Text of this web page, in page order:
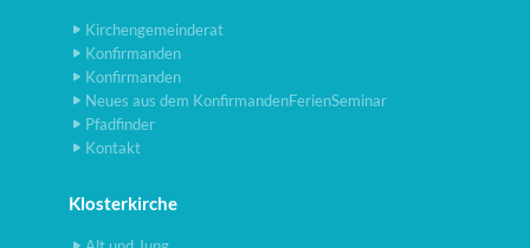
Kirchengemeinderat
Konfirmanden
Konfirmanden
Neues aus dem KonfirmandenFerienSeminar
Pfadfinder
Kontakt
Klosterkirche